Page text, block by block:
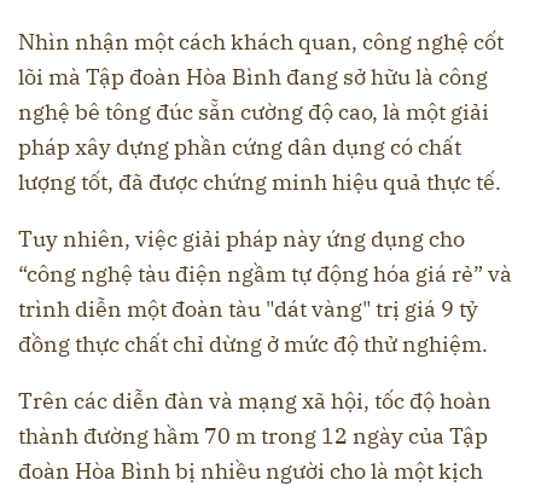
Nhìn nhận một cách khách quan, công nghệ cốt
lõi mà Tập đoàn Hòa Bình đang sở hữu là công
nghệ bê tông đúc sẵn cường độ cao, là một giải
pháp xây dựng phần cứng dân dụng có chất
lượng tốt, đã được chứng minh hiệu quả thực tế.
Tuy nhiên, việc giải pháp này ứng dụng cho
“công nghệ tàu điện ngầm tự động hóa giá rẻ” và
trình diễn một đoàn tàu "dát vàng" trị giá 9 tỷ
đồng thực chất chỉ dừng ở mức độ thử nghiệm.
Trên các diễn đàn và mạng xã hội, tốc độ hoàn
thành đường hầm 70 m trong 12 ngày của Tập
đoàn Hòa Bình bị nhiều người cho là một kịch